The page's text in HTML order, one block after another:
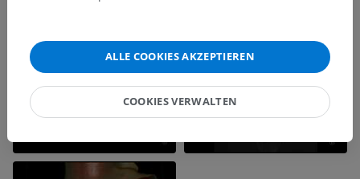
ALLE COOKIES AKZEPTIEREN
COOKIES VERWALTEN